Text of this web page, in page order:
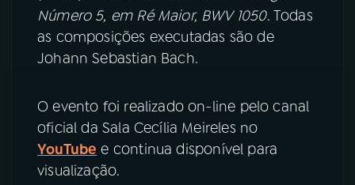
Número 5, em Ré Maior, BWV 1050. Todas
as composições executadas são de
Johann Sebastian Bach.
O evento foi realizado on-line pelo canal
oficial da Sala Cecília Meireles no
YouTube e continua disponível para
visualização.